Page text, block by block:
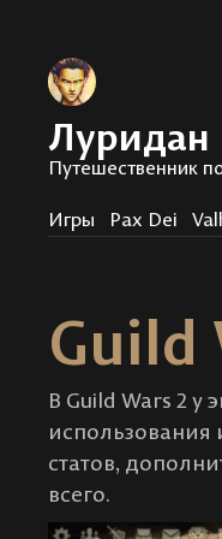
Луридан
Путешественник
Игры Pax Dei
Guild
В Guild Wars 2 у
использования
статов,
всего.